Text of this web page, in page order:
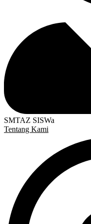
SMTAZ SISWa
Tentang Kami